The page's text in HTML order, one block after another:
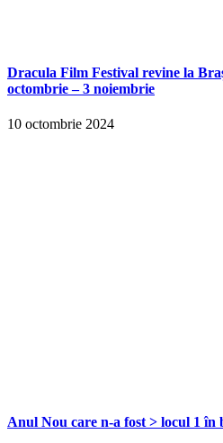
Dracula Film Festival revine la
octombrie – 3 noiembrie
10 octombrie 2024
Anul Nou care n-a fost > locul 1 în